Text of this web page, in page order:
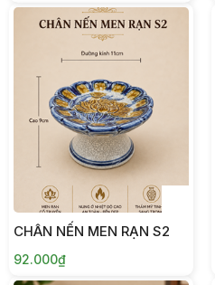
CHÂN NẾN MEN RẠN S2
92.000₫